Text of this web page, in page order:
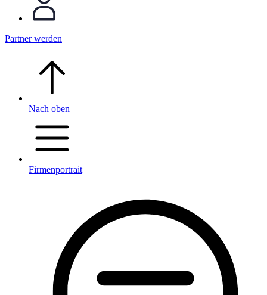
Partner werden
Nach oben
Firmenportrait